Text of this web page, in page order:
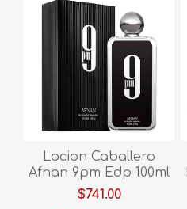
Locion Caballero
Afnan 9pm Edp 100ml
Hafn9
$741.00